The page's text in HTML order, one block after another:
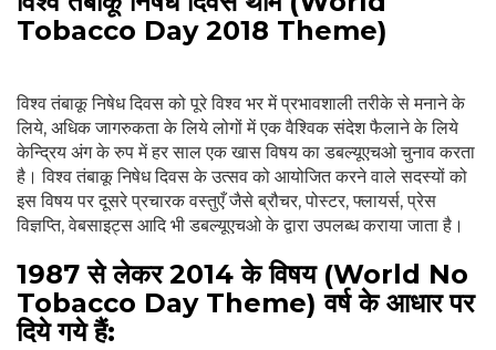
Tobacco Day 2018 Theme)
विश्व तंबाकू निषेध दिवस को पूरे विश्व भर में प्रभावशाली तरीके से मनाने के
लिये, अधिक जागरुकता के लिये लोगों में एक वैश्विक संदेश फैलाने के लिये
केन्द्रिय अंग के रुप में हर साल एक खास विषय का डबल्यूएचओ चुनाव करता
है। विश्व तंबाकू निषेध दिवस के उत्सव को आयोजित करने वाले सदस्यों को
इस विषय पर दूसरे प्रचारक वस्तुएँ जैसे ब्रौचर, पोस्टर, फ्लायर्स, प्रेस
विज्ञप्ति, वेबसाइट्स आदि भी डबल्यूएचओ के द्वारा उपलब्ध कराया जाता है।
1987 से लेकर 2014 के विषय (World No
Tobacco Day Theme) वर्ष के आधार पर
दिये गये हैं: